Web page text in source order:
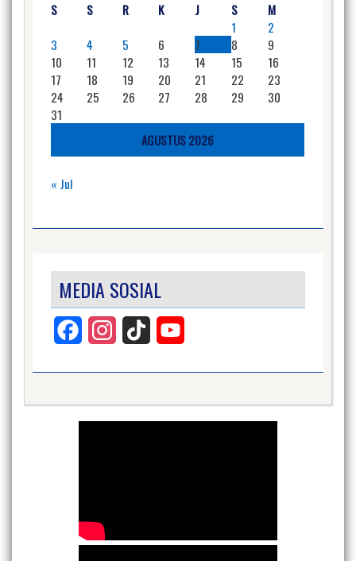
AGUSTUS 2026
S S R K J S
M
1
2
3
4 5 6 7 8
9
10
11 12 13 14 15
16
17
18 19 20 21 22
23
24
25 26 27 28 29
30
31
« Jul
MEDIA SOSIAL
Facebook InstagramTikTok